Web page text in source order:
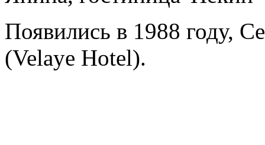
Появились в 1988 году,
(Velaye Hotel).